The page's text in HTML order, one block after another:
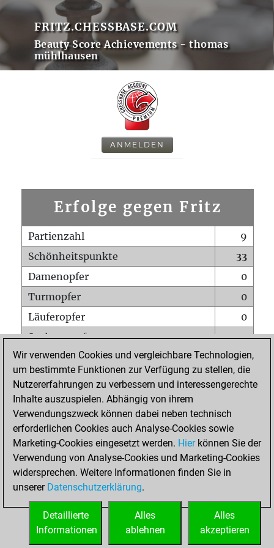
FRITZ.CHESSBASE.COM
Beauty Score Achievements - thomas
mühlhausen
ANMELDEN
Erfolge gegen Fritz
Partienzahl
9
Schönheitspunkte
33
Damenopfer
0
Turmopfer
0
Läuferopfer
0
Springeropfer
0
Bauernopfer
3
Matt auf vollem Brett
0
Bauer setzt Matt
Erstickte Matts
Unterverwandlungen
0
Türme auf der siebten
0
STARTSEITE
Wir verwenden Cookies und vergleichbare Technologien,
um bestimmte Funktionen zur Verfügung zu stellen, die
Nutzererfahrungen zu verbessern und interessengerechte
Inhalte auszuspielen. Abhängig von ihrem
Verwendungszweck können dabei neben technisch
erforderlichen Cookies auch Analyse-Cookies sowie
Marketing-Cookies eingesetzt werden. Hierkönnen Sie der
Verwendung von Analyse-Cookies und Marketing-Cookies
widersprechen. Weitere Informationen finden Sie in
unserer Datenschutzerklärung.
Alles
akzeptieren
Alles
ablehnen
Detaillierte
Informationen